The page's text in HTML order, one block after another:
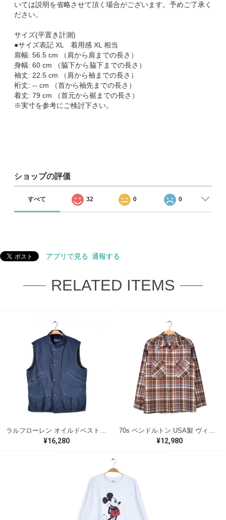
いては説明を省略させて頂く場合がございます。予めご了承く
ださい。
サイズ(平置き計測)
●サイズ表記 XL 着用感 XL 相当
肩幅: 56.5 cm （肩から肩までの長さ）
身幅: 60 cm （脇下から脇下までの長さ）
袖丈: 22.5 cm （肩から袖までの長さ）
裄丈: -- cm （首から袖先までの長さ）
着丈: 79 cm （首元から裾までの長さ）
※実寸を参考にご検討下さい。
ショップの評価
すべて 32 0 0
アプリで見る 通報する
RELATED ITEMS
¥16,280 ¥12,980